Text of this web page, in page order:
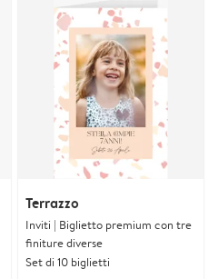
Terrazzo
Inviti | Biglietto premium con tre
finiture diverse
Set di 10 biglietti